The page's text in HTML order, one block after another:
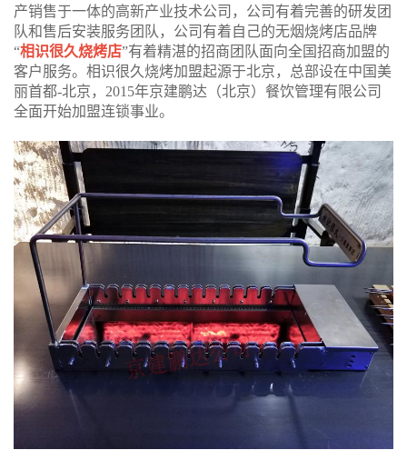
产销售于一体的高新产业技术公司，公司有着完善的研发团
队和售后安装服务团队，公司有着自己的无烟烧烤店品牌
“相识很久烧烤店”有着精湛的招商团队面向全国招商加盟的
客户服务。相识很久烧烤加盟起源于北京，总部设在中国美
丽首都-北京，2015年京建鹏达（北京）餐饮管理有限公司
全面开始加盟连锁事业。